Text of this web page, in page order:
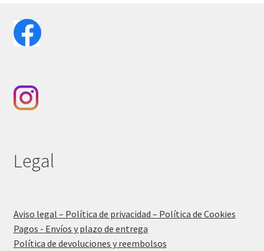
Legal
Aviso legal – Política de privacidad – Política de Cookies
Pagos - Envíos y plazo de entrega
Política de devoluciones y reembolsos